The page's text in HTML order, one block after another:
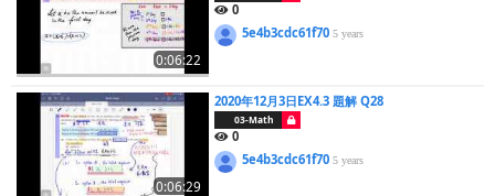
0:06:22
0
5e4b3cdc61f705 years
0:06:29
2020年12月3日EX4.3 題解 Q28
03-Math
0
5e4b3cdc61f705 years